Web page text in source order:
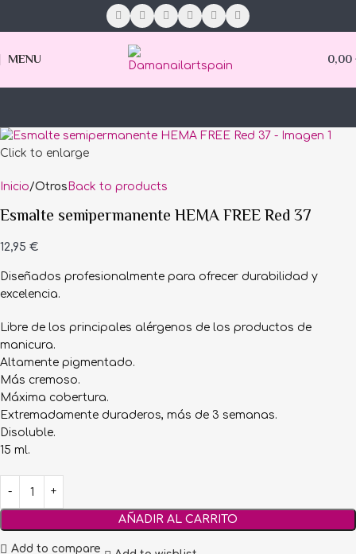
MENU 0,00
Click to enlarge
Inicio Otros Back to products
Esmalte semipermanente HEMA FREE Red 37
12,95 €
Diseñados profesionalmente para ofrecer durabilidad y
excelencia.
Libre de los principales alérgenos de los productos de
manicura.
Altamente pigmentado.
Más cremoso.
Máxima cobertura.
Extremadamente duraderos, más de 3 semanas.
Disoluble.
15 ml.
AÑADIR AL CARRITO
Add to compare